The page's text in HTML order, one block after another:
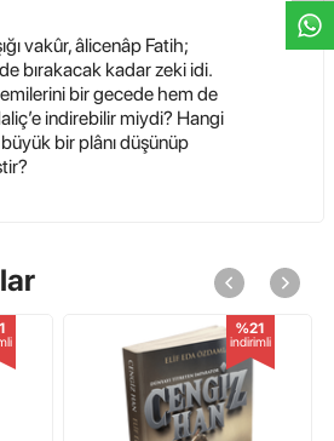
vakûr, âlicenâp Fatih;
bırakacak kadar zeki idi.
bir gecede hem de
indirebilir miydi? Hangi
bir plânı düşünüp
Cihangir Sultanı karizmatik lider
(liderlik sırlarını)
Gayretimizin tarih sever
öğrenci ve öğretmenlerimize
%21
indirimli